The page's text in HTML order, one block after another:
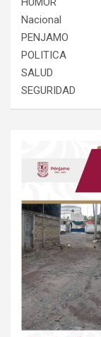
Nacional
PENJAMO
POLITICA
SALUD
SEGURIDAD